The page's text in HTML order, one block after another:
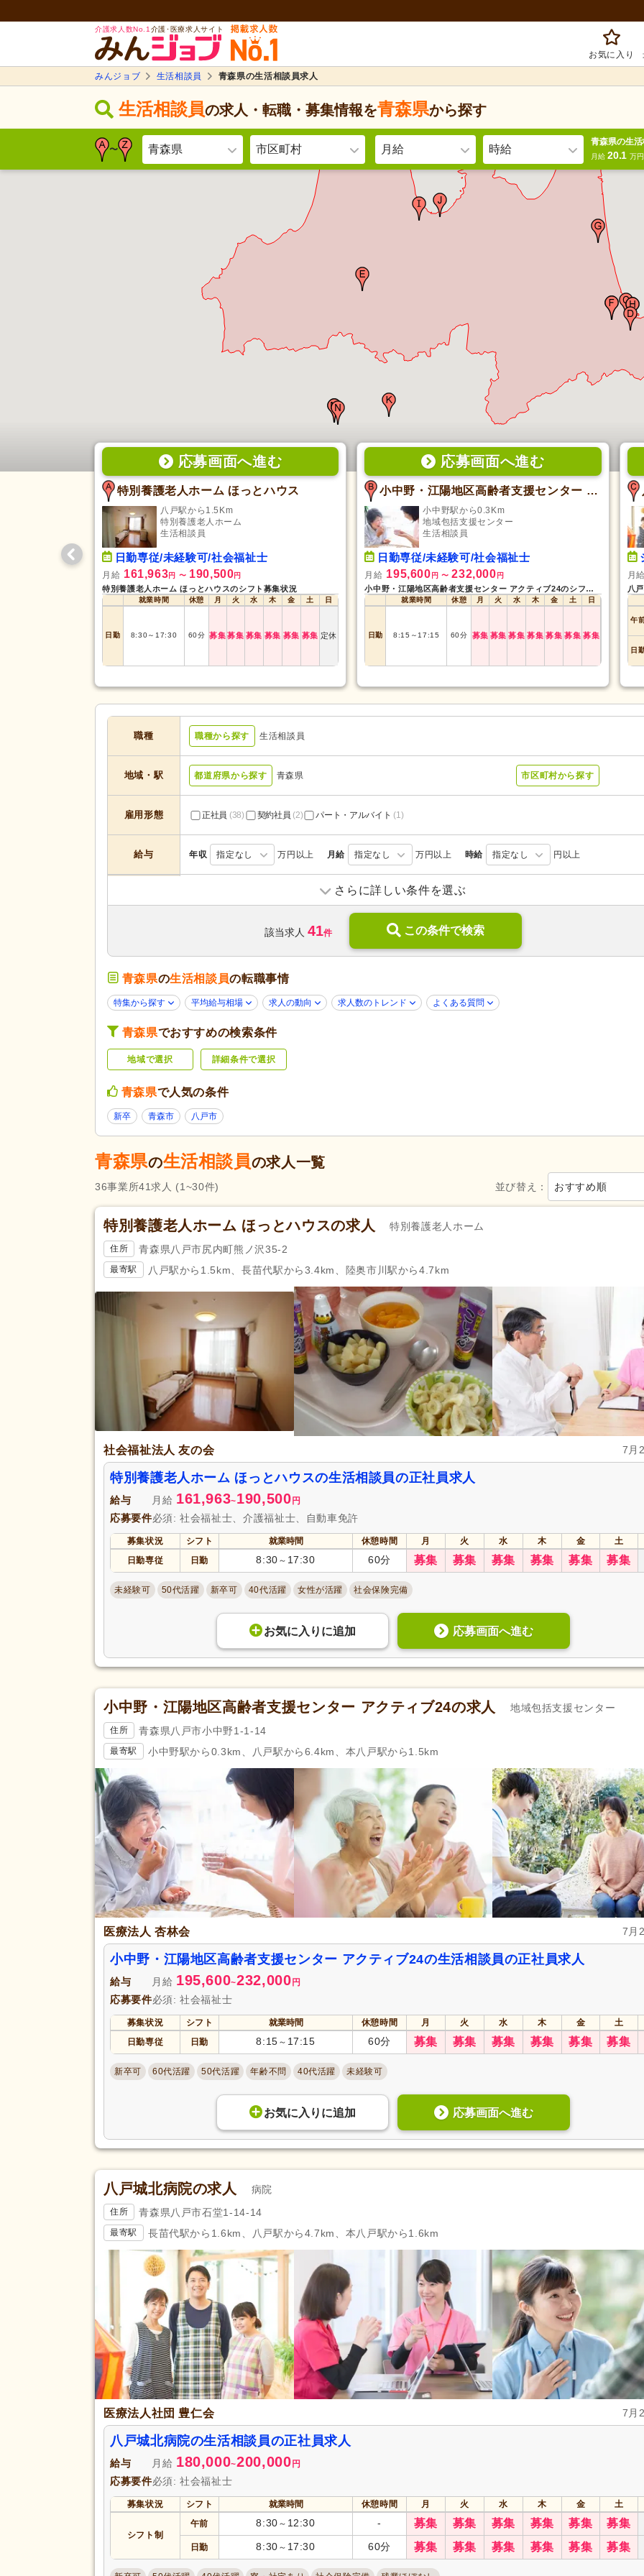
介護求人数No.1 介護･医療求人サイト
お気に入り
みんジョブ 生活相談員 青森県の生活相談員求人
生活相談員の求人・転職・募集情報を青森県から探す
〜 青森県 市区町村 月給 時給
青森県の生
月給 20.1万円
応募画面へ進む
特別養護老人ホーム ほっとハウス
八戸駅から1.5Km
特別養護老人ホーム
生活相談員
日勤専従/未経験可/社会福祉士
月給 161,963円 〜 190,500円
特別養護老人ホーム ほっとハウスのシフト募集状況
就業時間 休憩 月 火 水 木 金 土 日
日勤 8:30～ 17:30 60分 募集募集 募集 募集 募集 募集 定休
応募画面へ進む
小中野・江陽地区高齢者支援センター アクティブ24
小中野駅から0.3Km
地域包括支援センター
生活相談員
日勤専従/未経験可/社会福祉士
月給 195,600 円 〜 232,000 円
小中野・江陽地区高齢者支援センター アクティブ24のシフト募集状況
就業時間 休憩 月 火 水 木 金 土 日
日勤 8:15 ～ 17:15 60分 募集 募集 募集 募集 募集 募集 募集
月
八
午
日
職種 職種から探す 生活相談員
地域・駅 都道府県から探す 青森県 市区町村から探す
雇用形態 正社員 (38) 契約社員 (2) パート・アルバイト (1)
給与 年収 指定なし 万円以上 月給 指定なし 万円以上 時給 指定なし 円以上
住宅型有料老人ホーム (3)
介護老人保健施設(13) 地域包括支援センター(3) 病院(2)
(1)
応募条件・こ
未経験可(30) 無資格可(8) ブランク可(20)
学歴不問(24)
子育てママパパ活躍(20) 40代活躍(20)
掲載7日以内(4)
女性が活躍(18)
勤務形態
残業ほぼなし
シフト相談可
応募資格
初任者研修（旧ヘルパー2級）(1) 介護福祉士(15) 社会福祉士(29)
精神保健福祉士(6)
自動車免許
休日・休暇
(5) 土曜休み
年間休日110日以上
育休あり (41) 介護休業(21)
夏季休暇 冬季休暇(2)
給与・手当
福利厚生
賞与あり(38) 社会保険完備 研修制度あり
昇給あり(41) 復職支援あり
退職金あり(25) 住宅手当 (4) 通勤手当(35)
人事評価制度あり 処遇改善手当(22) 夜勤手当(1)
託児施設あり(2) 資格手当(20) 扶養手当 (7)
再雇用制度あり(26) 正社員登用あり(2)
アクセス 駅近(2) 自動車通勤可(36) 自転車通勤可(20)
さらに詳しい条件を選ぶ
該当求人 41件 この条件で検索
青森県の生活相談員の転職事情
特集から探す 平均給与相場 求人の動向 求人数のトレンド よくある質問
青森県でおすすめの検索条件
地域で選択 詳細条件で選択
青森県で人気の条件
新卒 青森市 八戸市
青森県の生活相談員の求人一覧
並び替え： おすすめ順
36事業所41求人 (1~30件)
特別養護老人ホーム ほっとハウスの求人 特別養護老人ホーム
住所 青森県八戸市尻内町熊ノ沢35-2
最寄駅 八戸駅から1.5km、長苗代駅から3.4km、陸奥市川駅から4.7km
社会福祉法人 友の会 7月
特別養護老人ホーム ほっとハウスの生活相談員の正社員求人
給与 月給 161,963~190,500 円
応募要件必須: 社会福祉士、介護福祉士、自動車免許
募集状況 シフト 就業時間 休憩時間 月 火 水 木 金
土
日勤専従
日勤 8:30 ～ 17:30 60分 募集 募集 募集 募集 募集 募集
未経験可 50代活躍 新卒可 40代活躍 女性が活躍 社会保険完備
お気に入り に追加 応募画面へ進む
小中野・江陽地区高齢者支援センター アクティブ24の求人 地域包括支援センター
住所 青森県八戸市小中野1-1-14
最寄駅 小中野駅から0.3km、八戸駅から6.4km、本八戸駅から1.5km
医療法人 杏林会 7月
小中野・江陽地区高齢者支援センター アクティブ24の生活相談員の正社員求人
給与 月給 195,600~232,000 円
応募要件必須: 社会福祉士
募集状況 シフト 就業時間 休憩時間 月 火 水 木 金
土
日勤専従
日勤 8:15 ～ 17:15 60分 募集 募集 募集 募集 募集 募集
新卒可 60代活躍 50代活躍 年齢不問 40代活躍 未経験可
お気に入り に追加 応募画面へ進む
八戸城北病院の求人 病院
住所 青森県八戸市石堂1-14-14
最寄駅 長苗代駅から1.6km、八戸駅から4.7km、本八戸駅から1.6km
医療法人社団 豊仁会 7月
八戸城北病院の生活相談員の正社員求人
給与 月給 180,000~200,000 円
応募要件必須: 社会福祉士
募集状況 シフト 就業時間 休憩時間 月 火 水 木 金 土
シフト制
午前 8:30 ～ 12:30 - 募集 募集 募集 募集 募集 募集
日勤 8:30 ～ 17:30 60分 募集 募集 募集 募集 募集 募集